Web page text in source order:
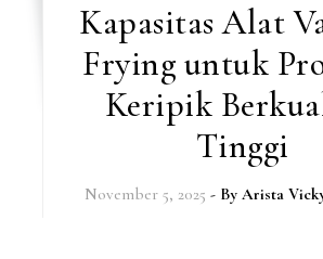
Kapasitas Alat
Frying untuk
Keripik
Tinggi
November 5, 2025 - By Arista